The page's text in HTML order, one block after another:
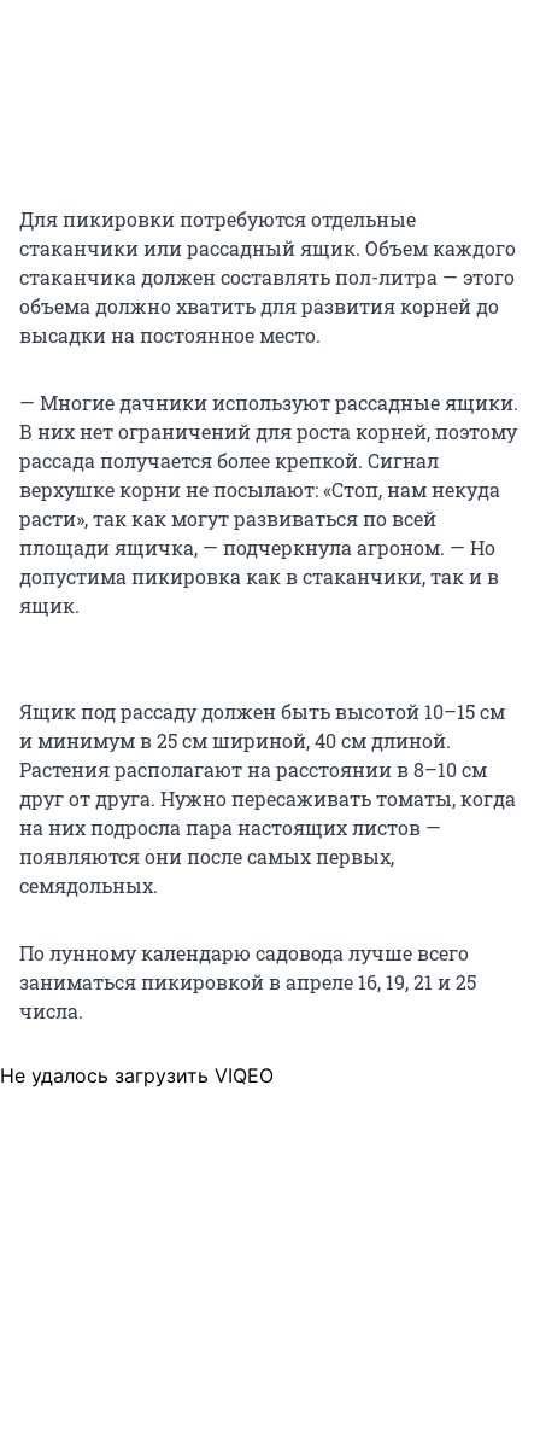
Для пикировки потребуются отдельные
стаканчики или рассадный ящик. Объем каждого
стаканчика должен составлять пол-литра — этого
объема должно хватить для развития корней до
высадки на постоянное место.
— Многие дачники используют рассадные ящики.
В них нет ограничений для роста корней, поэтому
рассада получается более крепкой. Сигнал
верхушке корни не посылают: «Стоп, нам некуда
расти», так как могут развиваться по всей
площади ящичка, — подчеркнула агроном. — Но
допустима пикировка как в стаканчики, так и в
ящик.
Ящик под рассаду должен быть высотой 10–15 см
и минимум в 25 см шириной, 40 см длиной.
Растения располагают на расстоянии в 8–10 см
друг от друга. Нужно пересаживать томаты, когда
на них подросла пара настоящих листов —
появляются они после самых первых,
семядольных.
По лунному календарю садовода лучше всего
заниматься пикировкой в апреле 16, 19, 21 и 25
числа.
Не удалось загрузить VIQEO